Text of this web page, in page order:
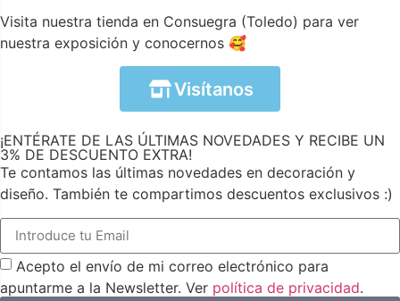
Visita nuestra tienda en Consuegra (Toledo) para ver
nuestra exposición y conocernos 🥰
Visítanos
¡ENTÉRATE DE LAS ÚLTIMAS NOVEDADES Y RECIBE UN
3% DE DESCUENTO EXTRA!
Te contamos las últimas novedades en decoración y
diseño. También te compartimos descuentos exclusivos :)
Acepto el envío de mi correo electrónico para
apuntarme a la Newsletter. Ver política de privacidad.